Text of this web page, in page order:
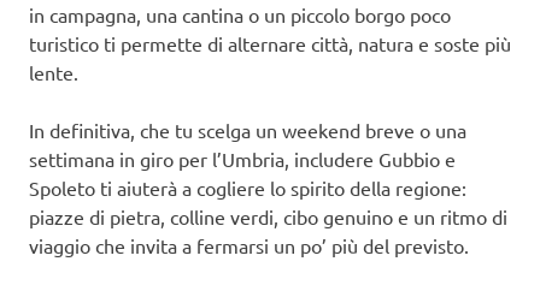
in campagna, una cantina o un piccolo borgo poco
turistico ti permette di alternare città, natura e soste più
lente.
In definitiva, che tu scelga un weekend breve o una
settimana in giro per l’Umbria, includere Gubbio e
Spoleto ti aiuterà a cogliere lo spirito della regione:
piazze di pietra, colline verdi, cibo genuino e un ritmo di
viaggio che invita a fermarsi un po’ più del previsto.